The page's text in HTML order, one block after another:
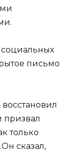
письмо
призвал
только
сказал,